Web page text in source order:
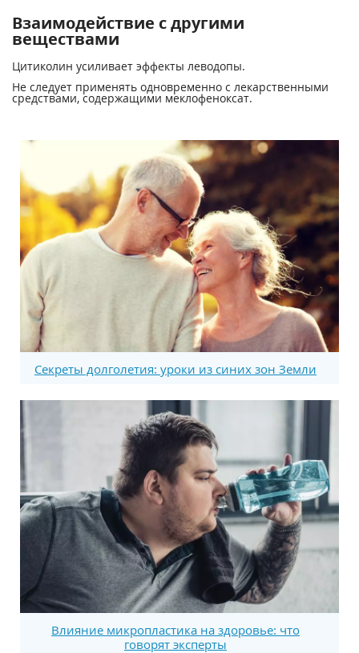
Взаимодействие с другими
веществами
Цитиколин усиливает эффекты леводопы.
Не следует применять одновременно с лекарственными
средствами, содержащими меклофеноксат.
Секреты долголетия: уроки из синих зон Земли
Влияние микропластика на здоровье: что
говорят эксперты